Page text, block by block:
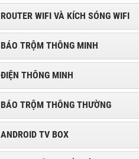
ROUTER WIFI VÀ KÍCH SÓNG WIFI
BÁO TRỘM THÔNG MINH
ĐIỆN THÔNG MINH
BÁO TRỘM THÔNG THƯỜNG
ANDROID TV BOX